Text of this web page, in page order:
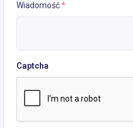
Wiadomość*
Captcha